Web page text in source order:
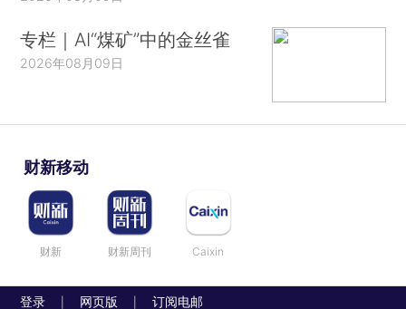
专栏｜AI“煤矿”中的金丝雀
2026年08月09日
财新移动
财新 财新周刊 Caixin
登录 网页版 订阅电邮